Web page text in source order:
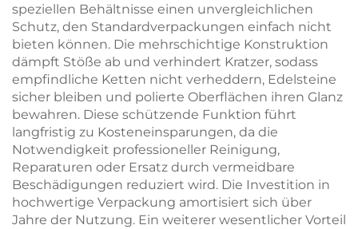
speziellen Behältnisse einen unvergleichlichen
Schutz, den Standardverpackungen einfach nicht
bieten können. Die mehrschichtige Konstruktion
dämpft Stöße ab und verhindert Kratzer, sodass
empfindliche Ketten nicht verheddern, Edelsteine
sicher bleiben und polierte Oberflächen ihren Glanz
bewahren. Diese schützende Funktion führt
langfristig zu Kosteneinsparungen, da die
Notwendigkeit professioneller Reinigung,
Reparaturen oder Ersatz durch vermeidbare
Beschädigungen reduziert wird. Die Investition in
hochwertige Verpackung amortisiert sich über
Jahre der Nutzung. Ein weiterer wesentlicher Vorteil